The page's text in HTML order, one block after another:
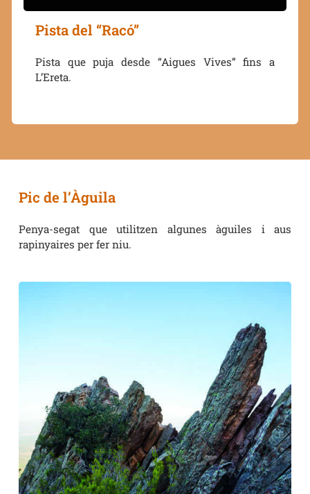
Pista del “Racó”
Pista que puja desde “Aigues Vives” fins a
L’Ereta.
Pic de l’Àguila
Penya-segat que utilitzen algunes àguiles i aus
rapinyaires per fer niu.